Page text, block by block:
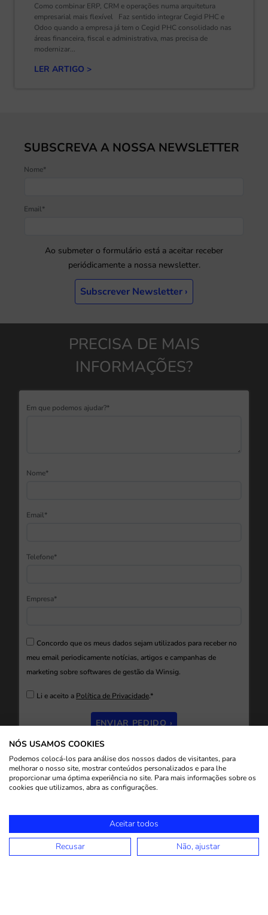
Como combinar ERP, CRM e operações numa arquitetura
empresarial mais flexível Faz sentido integrar Cegid PHC e
Odoo quando a empresa já tem o Cegid PHC consolidado nas
áreas financeira, fiscal e administrativa, mas precisa de
modernizar...
LER ARTIGO >
SUBSCREVA A NOSSA NEWSLETTER
Nome*
Email*
Ao submeter o formulário está a aceitar receber
periódicamente a nossa newsletter.
Subscrever Newsletter ›
PRECISA DE MAIS
INFORMAÇÕES?
Em que podemos ajudar?*
Nome*
Email*
Telefone*
Empresa*
Concordo que os meus dados sejam utilizados para receber no
meu email periodicamente notícias, artigos e campanhas de
marketing sobre softwares de gestão da Winsig.
Li e aceito a Política de Privacidade.*
ENVIAR PEDIDO ›
NÓS USAMOS COOKIES
Podemos colocá-los para análise dos nossos dados de visitantes, para
melhorar o nosso site, mostrar conteúdos personalizados e para lhe
proporcionar uma óptima experiência no site. Para mais informações sobre os
cookies que utilizamos, abra as configurações.
Aceitar todos
Recusar
Não, ajustar